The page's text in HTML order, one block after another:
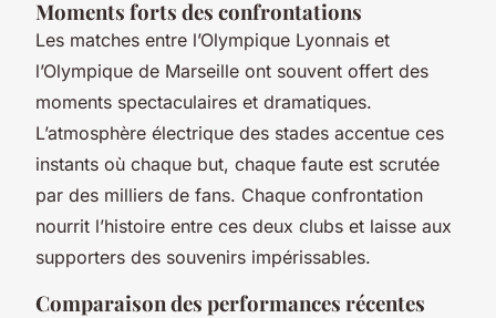
Moments forts des confrontations
Les matches entre l’Olympique Lyonnais et
l’Olympique de Marseille ont souvent offert des
moments spectaculaires et dramatiques.
L’atmosphère électrique des stades accentue ces
instants où chaque but, chaque faute est scrutée
par des milliers de fans. Chaque confrontation
nourrit l’histoire entre ces deux clubs et laisse aux
supporters des souvenirs impérissables.
Comparaison des performances récentes